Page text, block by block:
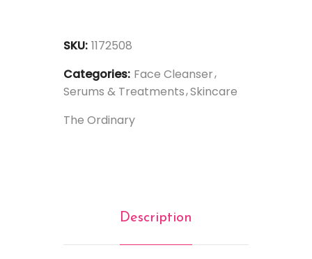
SKU: 1172508
Categories: Face Cleanser
Serums & Treatments Skincare
The Ordinary
Description